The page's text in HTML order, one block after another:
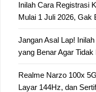
Inilah Cara Registrasi
Mulai 1 Juli 2026, Gak
Jangan Asal Lap!
yang Benar Agar Tidak
Realme Narzo 100x
Layar 144Hz, dan